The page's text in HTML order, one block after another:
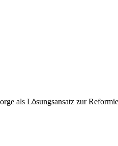
als Lösungsansatz zur